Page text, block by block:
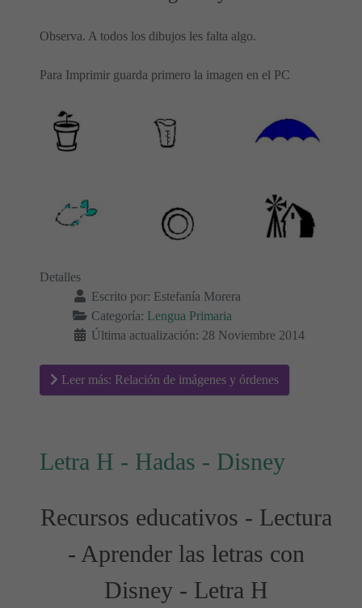
Observa. A todos los dibujos les falta algo.
Para Imprimir guarda primero la imagen en el PC
Detalles
Escrito por: Estefanía Morera
Categoría: Lengua Primaria
Última actualización: 28 Noviembre 2014
Leer más: Relación de imágenes y órdenes
Letra H - Hadas - Disney
Recursos educativos - Lectura
- Aprender las letras con
Disney - Letra H